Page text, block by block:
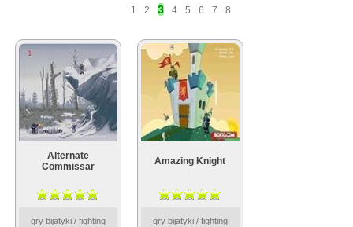
1 2 3 4 5 6 7 8
Alternate
Commissar
gry bijatyki / fighting
Amazing Knight
gry bijatyki / fighting